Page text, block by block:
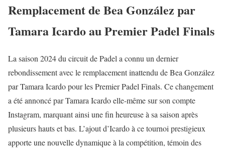
Remplacement de Bea González par
Tamara Icardo au Premier Padel Finals
La saison 2024 du circuit de Padel a connu un dernier
rebondissement avec le remplacement inattendu de Bea González
par Tamara Icardo pour les Premier Padel Finals. Ce changement
a été annoncé par Tamara Icardo elle-même sur son compte
Instagram, marquant ainsi une fin heureuse à sa saison après
plusieurs hauts et bas. L’ajout d’Icardo à ce tournoi prestigieux
apporte une nouvelle dynamique à la compétition, témoin des